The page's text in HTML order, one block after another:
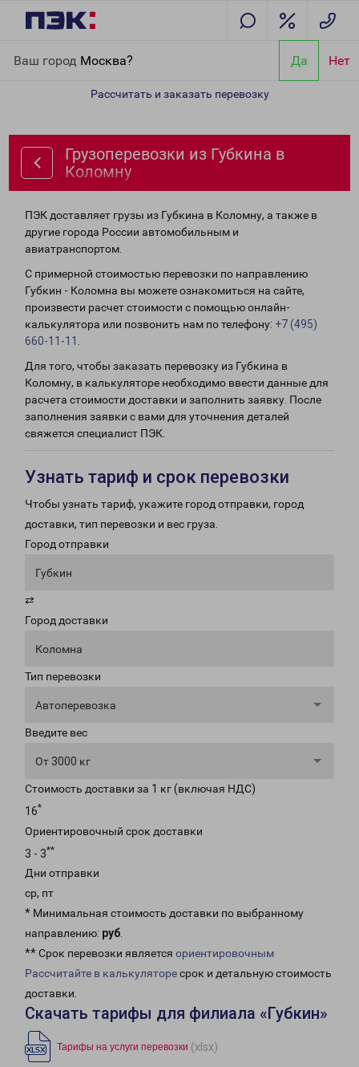
Ваш город Москва? Да Нет
Рассчитать и заказать перевозку
Грузоперевозки из Губкина в
Коломну
ПЭК доставляет грузы из Губкина в Коломну, а также в
другие города России автомобильным и
авиатранспортом.
С примерной стоимостью перевозки по направлению
Губкин - Коломна вы можете ознакомиться на сайте,
произвести расчет стоимости с помощью онлайн-
калькулятора или позвонить нам по телефону: +7 (495)
660-11-11
Для того, чтобы заказать перевозку из Губкина в
Коломну, в калькуляторе необходимо ввести данные для
расчета стоимости доставки и заполнить заявку. После
заполнения заявки с вами для уточнения деталей
свяжется специалист ПЭК.
Узнать тариф и срок перевозки
Чтобы узнать тариф, укажите город отправки, город
доставки, тип перевозки и вес груза.
Город отправки
Губкин
⇄
Город доставки
Коломна
Тип перевозки
Автоперевозка
Введите вес
От 3000 кг
Стоимость доставки за 1 кг (включая НДС)
16*
Ориентировочный срок доставки
3 - 3**
Дни отправки
ср, пт
* Минимальная стоимость доставки по выбранному
направлению: руб.
** Срок перевозки является ориентировочным
Рассчитайте в калькуляторесрок и детальную стоимость
доставки.
Скачать тарифы для филиала «Губкин»
Тарифы на услуги перевозки (xlsx)